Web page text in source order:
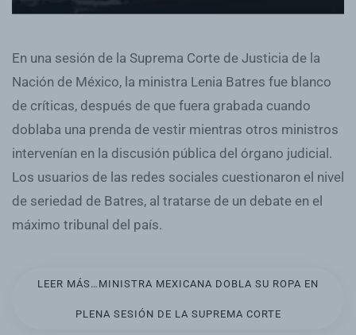
En una sesión de la Suprema Corte de Justicia de la
Nación de México, la ministra Lenia Batres fue blanco
de críticas, después de que fuera grabada cuando
doblaba una prenda de vestir mientras otros ministros
intervenían en la discusión pública del órgano judicial.
Los usuarios de las redes sociales cuestionaron el nivel
de seriedad de Batres, al tratarse de un debate en el
máximo tribunal del país.
LEER MÁS…MINISTRA MEXICANA DOBLA SU ROPA EN
PLENA SESIÓN DE LA SUPREMA CORTE